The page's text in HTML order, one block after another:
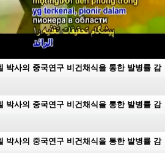
박사의 중국연구 비건채식을 통한 발병률 감
박사의 중국연구 비건채식을 통한 발병률 감
박사의 중국연구 비건채식을 통한 발병률 감